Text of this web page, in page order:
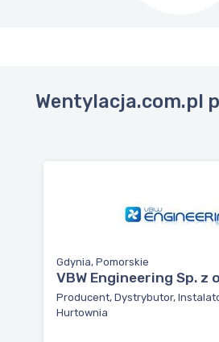
Wentylacja.com.pl
Gdynia, Pomorskie
VBW Engineering Sp. z
Producent, Dystrybutor,
Hurtownia